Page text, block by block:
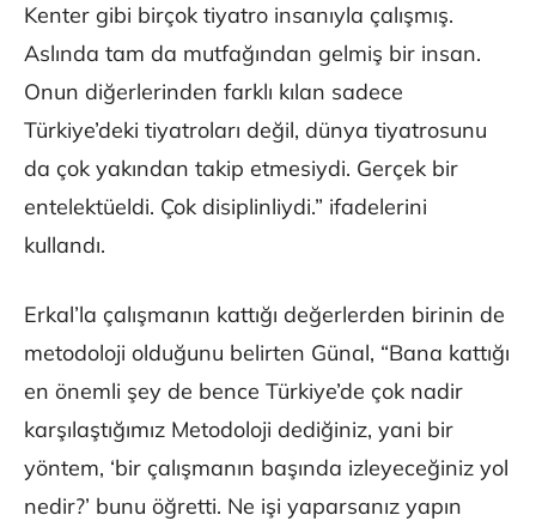
Kenter gibi birçok tiyatro insanıyla çalışmış.
Aslında tam da mutfağından gelmiş bir insan.
Onun diğerlerinden farklı kılan sadece
Türkiye’deki tiyatroları değil, dünya tiyatrosunu
da çok yakından takip etmesiydi. Gerçek bir
entelektüeldi. Çok disiplinliydi.” ifadelerini
kullandı.
Erkal’la çalışmanın kattığı değerlerden birinin de
metodoloji olduğunu belirten Günal, “Bana kattığı
en önemli şey de bence Türkiye’de çok nadir
karşılaştığımız Metodoloji dediğiniz, yani bir
yöntem, ‘bir çalışmanın başında izleyeceğiniz yol
nedir?’ bunu öğretti. Ne işi yaparsanız yapın